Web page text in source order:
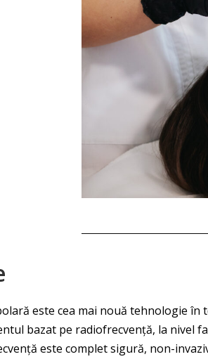
este cea mai nouă tehnologie
bazat pe radiofrecvență, la nivel
este complet sigură, non-